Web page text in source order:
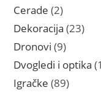
Cerade 22
proizvoda
Dekoracija 2323
Dronovi 99
proizvoda
Dvogledi i optika
Igračke 8989